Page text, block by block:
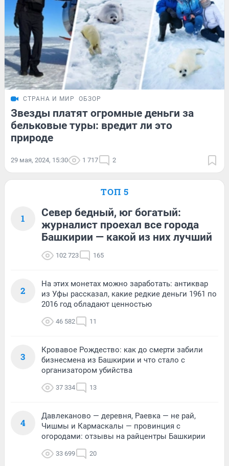
СТРАНА И МИР ОБЗОР
Звезды платят огромные деньги за
бельковые туры: вредит ли это
природе
29 мая, 2024, 15:30 1 717 2
ТОП 5
1
Север бедный, юг богатый:
журналист проехал все города
Башкирии — какой из них лучший
102 723 165
2
На этих монетах можно заработать: антиквар
из Уфы рассказал, какие редкие деньги 1961 по
2016 год обладают ценностью
46 582 11
3
Кровавое Рождество: как до смерти забили
бизнесмена из Башкирии и что стало с
организатором убийства
37 334 13
4
Давлеканово — деревня, Раевка — не рай,
Чишмы и Кармаскалы — провинция с
огородами: отзывы на райцентры Башкирии
33 699 20